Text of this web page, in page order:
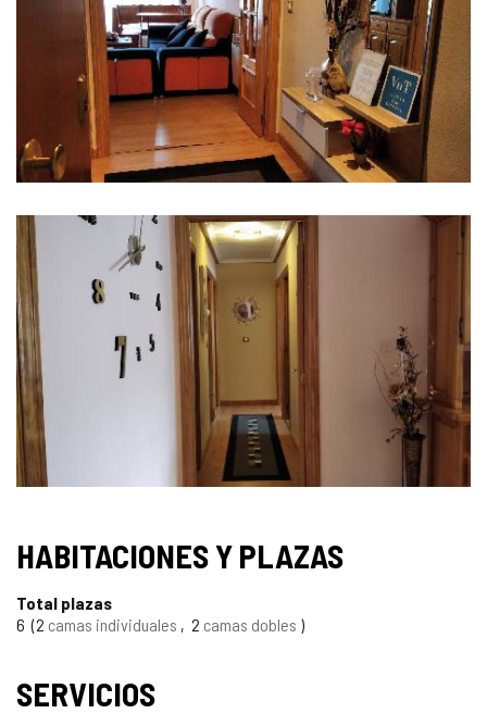
IMÁGENES
SELLO
TURISMO
DE
HABITACIONES Y PLAZAS
Total plazas
6 2 camas individuales 2 camas dobles
SERVICIOS